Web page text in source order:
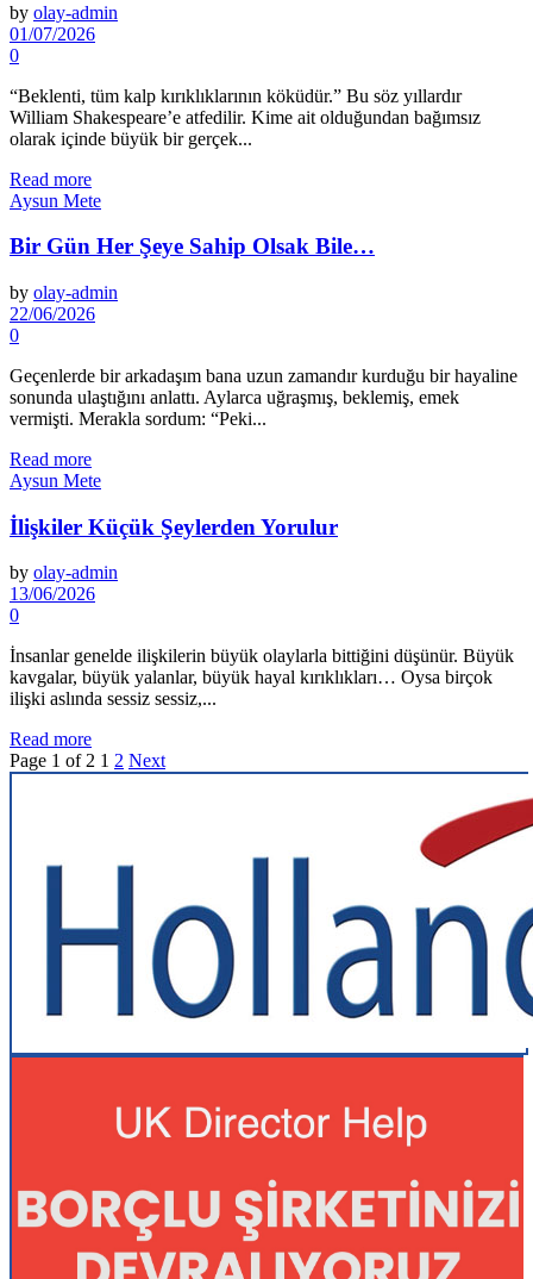
by olay-admin
01/07/2026
0
“Beklenti, tüm kalp kırıklıklarının köküdür.” Bu söz yıllardır
William Shakespeare’e atfedilir. Kime ait olduğundan bağımsız
olarak içinde büyük bir gerçek...
Read more
Aysun Mete
Bir Gün Her Şeye Sahip Olsak Bile…
by olay-admin
22/06/2026
0
Geçenlerde bir arkadaşım bana uzun zamandır kurduğu bir hayaline
sonunda ulaştığını anlattı. Aylarca uğraşmış, beklemiş, emek
vermişti. Merakla sordum: “Peki...
Read more
Aysun Mete
İlişkiler Küçük Şeylerden Yorulur
by olay-admin
13/06/2026
0
İnsanlar genelde ilişkilerin büyük olaylarla bittiğini düşünür. Büyük
kavgalar, büyük yalanlar, büyük hayal kırıklıkları… Oysa birçok
ilişki aslında sessiz sessiz,...
Read more
Page 1 of 2 1 2 Next